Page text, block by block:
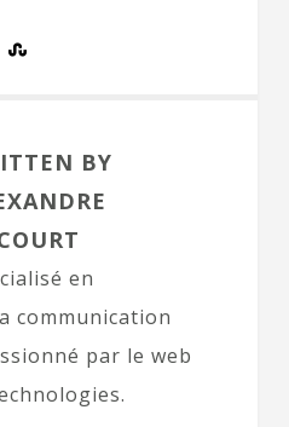
BY
en
communication
par le web